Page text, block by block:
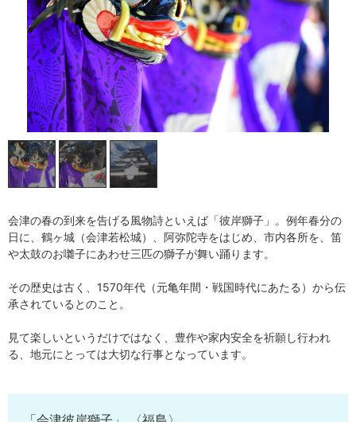
会津の春の到来を告げる風物詩といえば「彼岸獅子」。例年春分の
日に、鶴ヶ城（会津若松城）、阿弥陀寺をはじめ、市内各所を、笛
や太鼓のお囃子にあわせ三匹の獅子が舞い踊ります。
その歴史は古く、1570年代（元亀年間・戦国時代にあたる）から伝
承されているとのこと。
見て楽しいというだけではなく、豊作や家内安全を祈願し行われ
る、地元にとっては大切な行事となっています。